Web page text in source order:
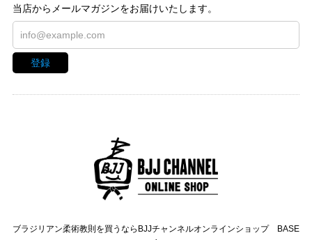
当店からメールマガジンをお届けいたします。
登録
ブラジリアン柔術教則を買うならBJJチャンネルオンラインショップ BASE